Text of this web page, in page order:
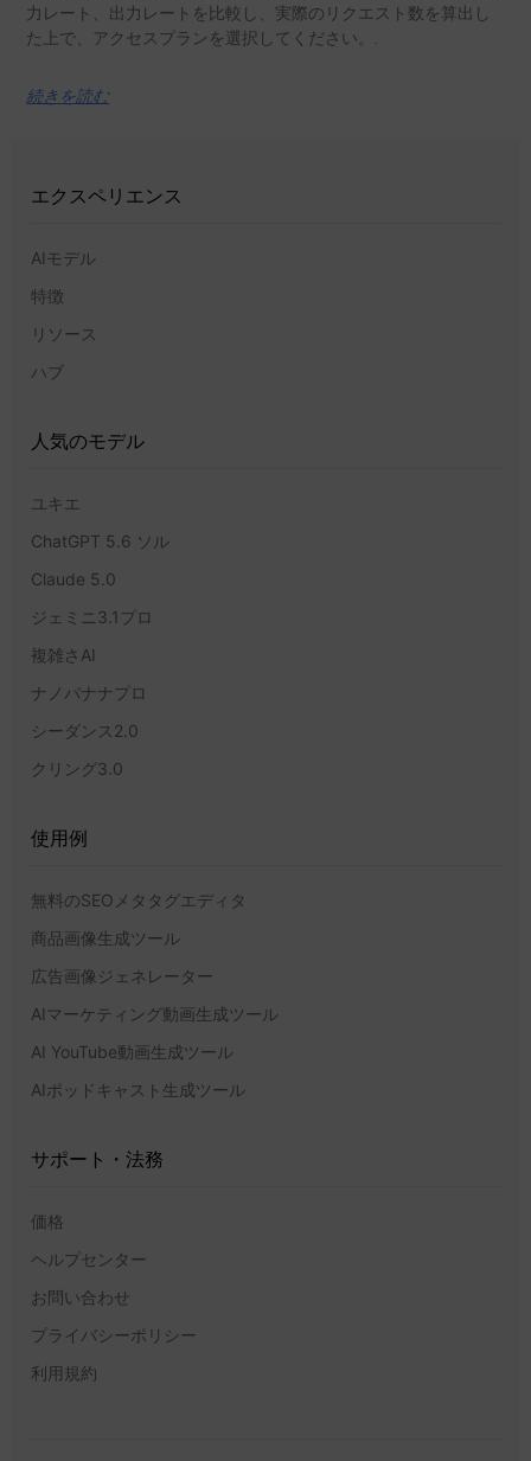
力レート、出力レートを比較し、実際のリクエスト数を算出し
た上で、アクセスプランを選択してください。.
続きを読む
エクスペリエンス
AIモデル
特徴
リソース
ハブ
人気のモデル
ユキエ
ChatGPT 5.6 ソル
Claude 5.0
ジェミニ3.1プロ
複雑さAI
ナノバナナプロ
シーダンス2.0
クリング3.0
使用例
無料のSEOメタタグエディタ
商品画像生成ツール
広告画像ジェネレーター
AIマーケティング動画生成ツール
AI YouTube動画生成ツール
AIポッドキャスト生成ツール
サポート・法務
価格
ヘルプセンター
お問い合わせ
プライバシーポリシー
利用規約